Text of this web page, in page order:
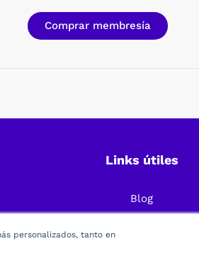
personalizados, tanto en
Comprar membresía
Links útiles
Blog
Preguntas Frecuentes
Política de Privacidad